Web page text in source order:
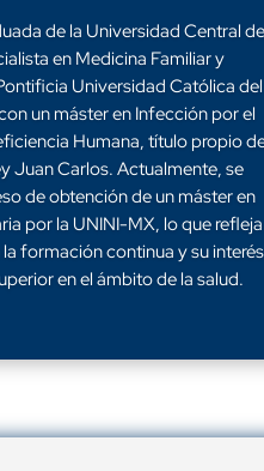
de la Universidad Central
en Medicina Familiar y
Universidad Católica del
un máster en Infección por el
Humana, título propio
Juan Carlos. Actualmente, se
de obtención de un máster en
por la UNINI-MX, lo que refleja
formación continua y su interés
en el ámbito de la salud.